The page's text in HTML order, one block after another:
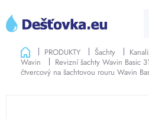
obsah
CZK
DomůPRODUKTY Šachty
Wavin
Revizní šachty Wavin Basic
čtvercový na šachtovou rouru Wavin